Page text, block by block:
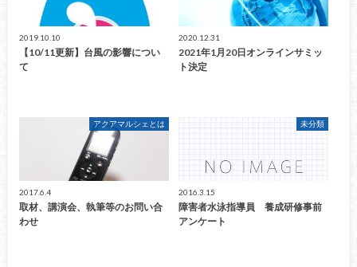
2019.10.10
【10/11更新】台風の影響につい
て
2020.12.31
2021年1月20日オンラインサミッ
ト決定
アクアマルシェとは
2017.6.4
取材、講演会、執筆等のお問い合
わせ
未分類
2016.3.15
障害者水泳指導員 養成研修事前
アンケート